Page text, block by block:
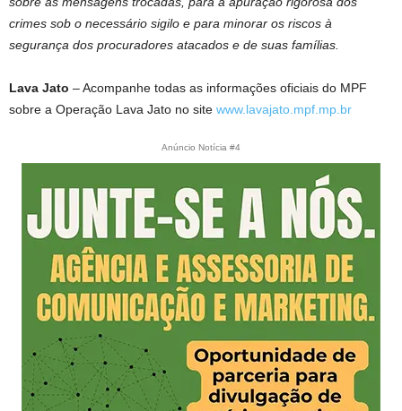
crimes sob o necessário sigilo e para minorar os riscos à
segurança dos procuradores atacados e de suas famílias.
Lava Jato – Acompanhe todas as informações oficiais do MPF
sobre a Operação Lava Jato no site www.lavajato.mpf.mp.br
Anúncio Notícia #4